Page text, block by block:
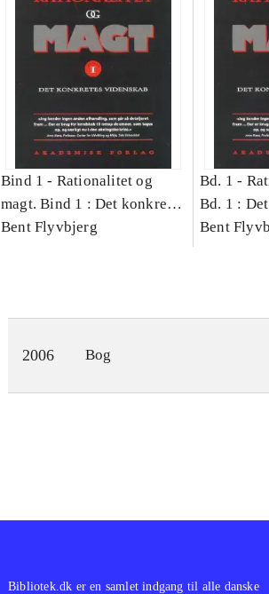
Bind 1 - Rationalitet og
magt. Bind 1 : Det konkretes
videnskab
Bent Flyvbjerg
Bd. 1 -
Bd. 1 :
videnskab
Bent
2006 Bog
Bibliotek.dk er en samlet indgang til alle danske